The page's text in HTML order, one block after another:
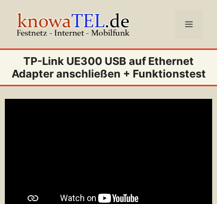
Inhalt
springen
Menü
TP-Link UE300 USB auf Ethernet
Adapter anschließen + Funktionstest